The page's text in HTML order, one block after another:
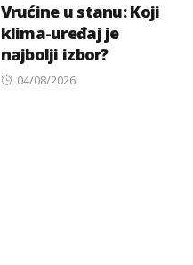
Vrućine u stanu: Koji
klima-uređaj je
najbolji izbor?
Posted
04/08/2026